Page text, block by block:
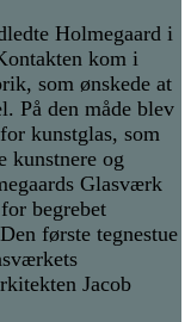
Holmegaard i
kom i
som ønskede at
På den måde blev
kunstglas, som
kunstnere og
Glasværk
begrebet
første tegnestue
Jacob